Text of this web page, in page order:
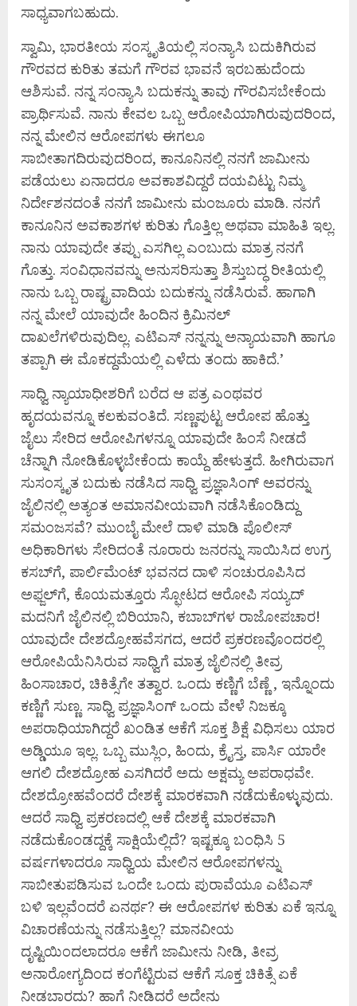
ಸಾಧ್ಯವಾಗಬಹುದು.
ಸ್ವಾಮಿ, ಭಾರತೀಯ ಸಂಸ್ಕೃತಿಯಲ್ಲಿ ಸಂನ್ಯಾಸಿ ಬದುಕಿಗಿರುವ
ಗೌರವದ ಕುರಿತು ತಮಗೆ ಗೌರವ ಭಾವನೆ ಇರಬಹುದೆಂದು
ಆಶಿಸುವೆ. ನನ್ನ ಸಂನ್ಯಾಸಿ ಬದುಕನ್ನು ತಾವು ಗೌರವಿಸಬೇಕೆಂದು
ಪ್ರಾರ್ಥಿಸುವೆ. ನಾನು ಕೇವಲ ಒಬ್ಬ ಆರೋಪಿಯಾಗಿರುವುದರಿಂದ,
ನನ್ನ ಮೇಲಿನ ಆರೋಪಗಳು ಈಗಲೂ
ಸಾಬೀತಾಗದಿರುವುದರಿಂದ, ಕಾನೂನಿನಲ್ಲಿ ನನಗೆ ಜಾಮೀನು
ಪಡೆಯಲು ಏನಾದರೂ ಅವಕಾಶವಿದ್ದರೆ ದಯವಿಟ್ಟು ನಿಮ್ಮ
ನಿರ್ದೇಶನದಂತೆ ನನಗೆ ಜಾಮೀನು ಮಂಜೂರು ಮಾಡಿ. ನನಗೆ
ಕಾನೂನಿನ ಅವಕಾಶಗಳ ಕುರಿತು ಗೊತ್ತಿಲ್ಲ ಅಥವಾ ಮಾಹಿತಿ ಇಲ್ಲ.
ನಾನು ಯಾವುದೇ ತಪ್ಪು ಎಸಗಿಲ್ಲ ಎಂಬುದು ಮಾತ್ರ ನನಗೆ
ಗೊತ್ತು. ಸಂವಿಧಾನವನ್ನು ಅನುಸರಿಸುತ್ತಾ ಶಿಸ್ತುಬದ್ಧ ರೀತಿಯಲ್ಲಿ
ನಾನು ಒಬ್ಬ ರಾಷ್ಟ್ರವಾದಿಯ ಬದುಕನ್ನು ನಡೆಸಿರುವೆ. ಹಾಗಾಗಿ
ನನ್ನ ಮೇಲೆ ಯಾವುದೇ ಹಿಂದಿನ ಕ್ರಿಮಿನಲ್
ದಾಖಲೆಗಳಿರುವುದಿಲ್ಲ. ಎಟಿಎಸ್ ನನ್ನನ್ನು ಅನ್ಯಾಯವಾಗಿ ಹಾಗೂ
ತಪ್ಪಾಗಿ ಈ ಮೊಕದ್ದಮೆಯಲ್ಲಿ ಎಳೆದು ತಂದು ಹಾಕಿದೆ.’
ಸಾಧ್ವಿ ನ್ಯಾಯಾಧೀಶರಿಗೆ ಬರೆದ ಆ ಪತ್ರ ಎಂಥವರ
ಹೃದಯವನ್ನೂ ಕಲಕುವಂತಿದೆ. ಸಣ್ಣಪುಟ್ಟ ಆರೋಪ ಹೊತ್ತು
ಜೈಲು ಸೇರಿದ ಆರೋಪಿಗಳನ್ನೂ ಯಾವುದೇ ಹಿಂಸೆ ನೀಡದೆ
ಚೆನ್ನಾಗಿ ನೋಡಿಕೊಳ್ಳಬೇಕೆಂದು ಕಾಯ್ದೆ ಹೇಳುತ್ತದೆ. ಹೀಗಿರುವಾಗ
ಸುಸಂಸ್ಕೃತ ಬದುಕು ನಡೆಸಿದ ಸಾಧ್ವಿ ಪ್ರಜ್ಞಾಸಿಂಗ್ ಅವರನ್ನು
ಜೈಲಿನಲ್ಲಿ ಅತ್ಯಂತ ಅಮಾನವೀಯವಾಗಿ ನಡೆಸಿಕೊಂಡಿದ್ದು
ಸಮಂಜಸವೆ? ಮುಂಬೈ ಮೇಲೆ ದಾಳಿ ಮಾಡಿ ಪೊಲೀಸ್
ಅಧಿಕಾರಿಗಳು ಸೇರಿದಂತೆ ನೂರಾರು ಜನರನ್ನು ಸಾಯಿಸಿದ ಉಗ್ರ
ಕಸಬ್‌ಗೆ, ಪಾರ್ಲಿಮೆಂಟ್ ಭವನದ ದಾಳಿ ಸಂಚುರೂಪಿಸಿದ
ಅಫ್ಜಲ್‌ಗೆ, ಕೊಯಮತ್ತೂರು ಸ್ಫೋಟದ ಆರೋಪಿ ಸಯ್ಯದ್
ಮದನಿಗೆ ಜೈಲಿನಲ್ಲಿ ಬಿರಿಯಾನಿ, ಕಬಾಬ್‌ಗಳ ರಾಜೋಪಚಾರ!
ಯಾವುದೇ ದೇಶದ್ರೋಹವೆಸಗದ, ಆದರೆ ಪ್ರಕರಣವೊಂದರಲ್ಲಿ
ಆರೋಪಿಯೆನಿಸಿರುವ ಸಾಧ್ವಿಗೆ ಮಾತ್ರ ಜೈಲಿನಲ್ಲಿ ತೀವ್ರ
ಹಿಂಸಾಚಾರ, ಚಿಕಿತ್ಸೆಗೇ ತತ್ವಾರ. ಒಂದು ಕಣ್ಣಿಗೆ ಬೆಣ್ಣೆ , ಇನ್ನೊಂದು
ಕಣ್ಣಿಗೆ ಸುಣ್ಣ. ಸಾಧ್ವಿ ಪ್ರಜ್ಞಾಸಿಂಗ್ ಒಂದು ವೇಳೆ ನಿಜಕ್ಕೂ
ಅಪರಾಧಿಯಾಗಿದ್ದರೆ ಖಂಡಿತ ಆಕೆಗೆ ಸೂಕ್ತ ಶಿಕ್ಷೆ ವಿಧಿಸಲು ಯಾರ
ಅಡ್ಡಿಯೂ ಇಲ್ಲ. ಒಬ್ಬ ಮುಸ್ಲಿಂ, ಹಿಂದು, ಕ್ರೈಸ್ತ, ಪಾರ್ಸಿ ಯಾರೇ
ಆಗಲಿ ದೇಶದ್ರೋಹ ಎಸಗಿದರೆ ಅದು ಅಕ್ಷಮ್ಯ ಅಪರಾಧವೇ.
ದೇಶದ್ರೋಹವೆಂದರೆ ದೇಶಕ್ಕೆ ಮಾರಕವಾಗಿ ನಡೆದುಕೊಳ್ಳುವುದು.
ಆದರೆ ಸಾಧ್ವಿ ಪ್ರಕರಣದಲ್ಲಿ ಆಕೆ ದೇಶಕ್ಕೆ ಮಾರಕವಾಗಿ
ನಡೆದುಕೊಂಡದ್ದಕ್ಕೆ ಸಾಕ್ಷಿಯೆಲ್ಲಿದೆ? ಇಷ್ಟಕ್ಕೂ ಬಂಧಿಸಿ 5
ವರ್ಷಗಳಾದರೂ ಸಾಧ್ವಿಯ ಮೇಲಿನ ಆರೋಪಗಳನ್ನು
ಸಾಬೀತುಪಡಿಸುವ ಒಂದೇ ಒಂದು ಪುರಾವೆಯೂ ಎಟಿಎಸ್
ಬಳಿ ಇಲ್ಲವೆಂದರೆ ಏನರ್ಥ? ಈ ಆರೋಪಗಳ ಕುರಿತು ಏಕೆ ಇನ್ನೂ
ವಿಚಾರಣೆಯನ್ನು ನಡೆಸುತ್ತಿಲ್ಲ? ಮಾನವೀಯ
ದೃಷ್ಟಿಯಿಂದಲಾದರೂ ಆಕೆಗೆ ಜಾಮೀನು ನೀಡಿ, ತೀವ್ರ
ಅನಾರೋಗ್ಯದಿಂದ ಕಂಗೆಟ್ಟಿರುವ ಆಕೆಗೆ ಸೂಕ್ತ ಚಿಕಿತ್ಸೆ ಏಕೆ
ನೀಡಬಾರದು? ಹಾಗೆ ನೀಡಿದರೆ ಅದೇನು